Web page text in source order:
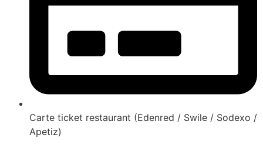
Carte ticket restaurant (Edenred / Swile / Sodexo /
Apetiz)